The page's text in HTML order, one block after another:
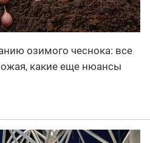
озимого чеснока: все
какие еще нюансы